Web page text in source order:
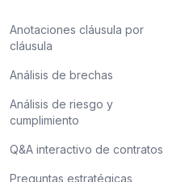
Anotaciones cláusula por
cláusula
Análisis de brechas
Análisis de riesgo y
cumplimiento
Q&A interactivo de contratos
Preguntas estratégicas